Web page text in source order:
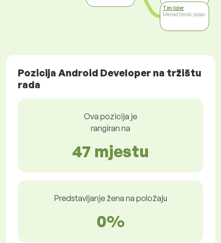
Tim lider
Menadžerski posao
Pozicija Android Developer na tržištu
rada
Ova pozicija je
rangiran na
47 mjestu
Predstavljanje žena na položaju
0%